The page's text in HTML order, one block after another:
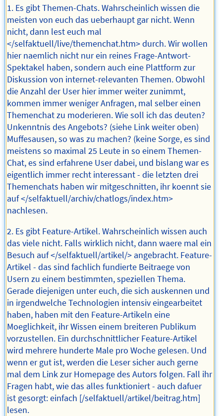
1. Es gibt Themen-Chats. Wahrscheinlich wissen die
meisten von euch das ueberhaupt gar nicht. Wenn
nicht, dann lest euch mal
</selfaktuell/live/themenchat.htm> durch. Wir wollen
hier naemlich nicht nur ein reines Frage-Antwort-
Spektakel haben, sondern auch eine Plattform zur
Diskussion von internet-relevanten Themen. Obwohl
die Anzahl der User hier immer weiter zunimmt,
kommen immer weniger Anfragen, mal selber einen
Themenchat zu moderieren. Wie soll ich das deuten?
Unkenntnis des Angebots? (siehe Link weiter oben)
Muffesausen, so was zu machen? (keine Sorge, es sind
meistens so maximal 25 Leute in so einem Themen-
Chat, es sind erfahrene User dabei, und bislang war es
eigentlich immer recht interessant - die letzten drei
Themenchats haben wir mitgeschnitten, ihr koennt sie
auf </selfaktuell/archiv/chatlogs/index.htm>
nachlesen.
2. Es gibt Feature-Artikel. Wahrscheinlich wissen auch
das viele nicht. Falls wirklich nicht, dann waere mal ein
Besuch auf </selfaktuell/artikel/> angebracht. Feature-
Artikel - das sind fachlich fundierte Beitraege von
Usern zu einem bestimmten, speziellen Thema.
Gerade diejenigen unter euch, die sich auskennen und
in irgendwelche Technologien intensiv eingearbeitet
haben, haben mit den Feature-Artikeln eine
Moeglichkeit, ihr Wissen einem breiteren Publikum
vorzustellen. Ein durchschnittlicher Feature-Artikel
wird mehrere hunderte Male pro Woche gelesen. Und
wenn er gut ist, werden die Leser sicher auch gerne
mal dem Link zur Homepage des Autors folgen. Fall ihr
Fragen habt, wie das alles funktioniert - auch dafuer
ist gesorgt: einfach [/selfaktuell/artikel/beitrag.htm]
lesen.